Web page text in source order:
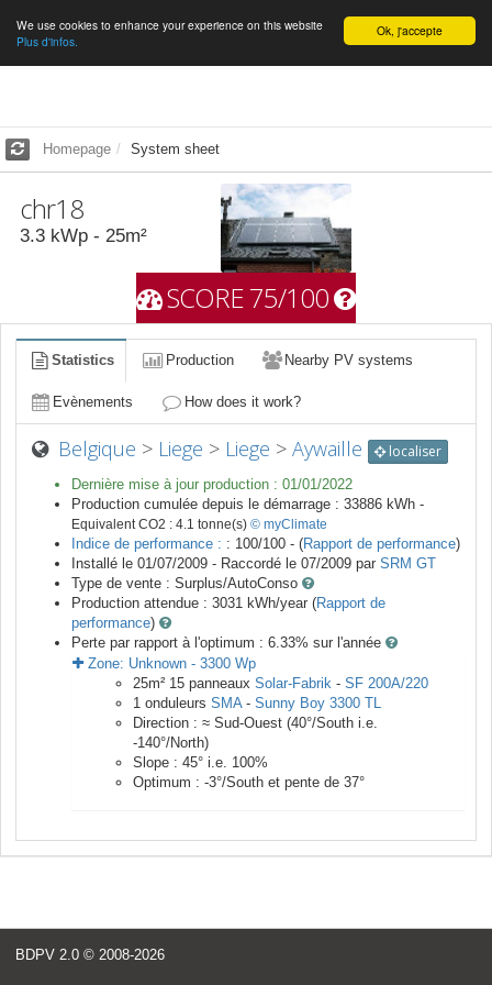
English Ok, j'accepte
We use cookies to enhance your experience on this website
Plus d'infos.
Homepage System sheet
chr18
3.3 kWp - 25m²
SCORE 75/100
Statistics Production Nearby PV systems
Evènements How does it work?
Belgique > Liege > Liege >Aywaille localiser
Dernière mise à jour production : 01/01/2022
Production cumulée depuis le démarrage : 33886 kWh -
Equivalent CO2 : 4.1 tonne(s) © myClimate
Indice de performance : : 100/100 - (Rapport de performance)
Installé le 01/07/2009 - Raccordé le 07/2009 par SRM GT
Type de vente : Surplus/AutoConso
Production attendue : 3031 kWh/year (Rapport de
performance)
Perte par rapport à l'optimum : 6.33% sur l'année
Zone: Unknown - 3300 Wp
25m² 15 panneaux Solar-Fabrik - SF 200A/220
1 onduleurs SMA - Sunny Boy 3300 TL
Direction : ≈ Sud-Ouest (40°/South i.e.
-140°/North)
Slope : 45° i.e. 100%
Optimum : -3°/South et pente de 37°
BDPV 2.0 © 2008-2026